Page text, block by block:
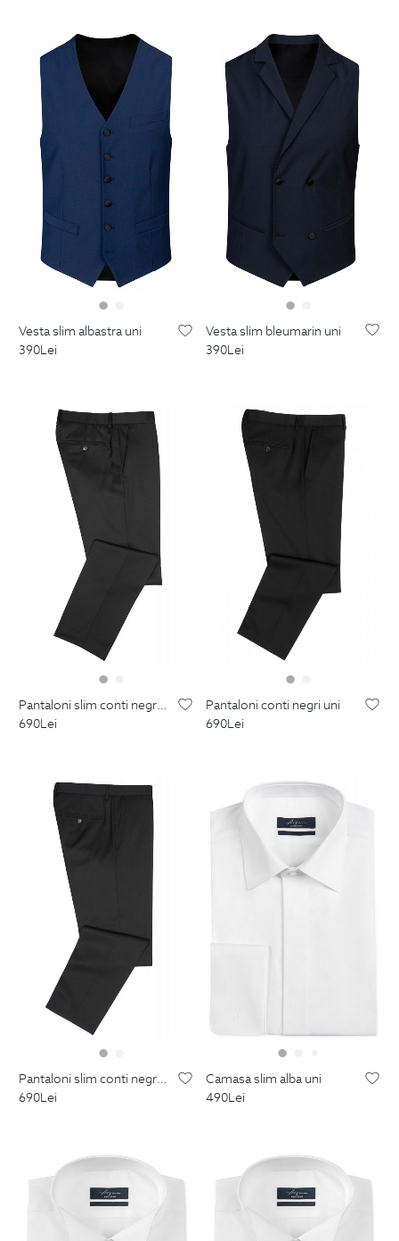
vesta slim albastra uni
390Lei
vesta slim bleumarin uni
390Lei
pantaloni slim conti negri uni
690Lei
pantaloni conti negri uni
690Lei
pantaloni slim conti negri uni
690Lei
camasa slim alba uni
490Lei